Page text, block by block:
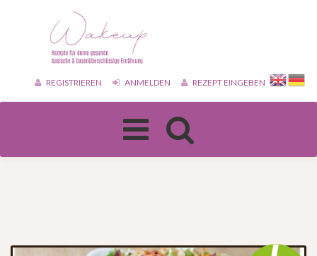
REGISTRIEREN ANMELDEN REZEPT EINGEBEN
Toggle
navigation